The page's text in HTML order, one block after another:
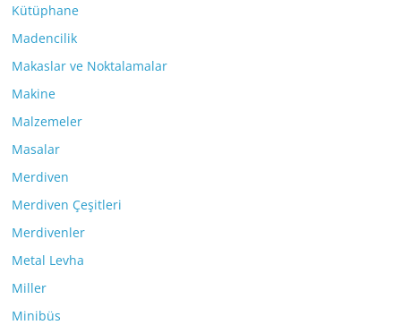
Kütüphane
Madencilik
Makaslar ve Noktalamalar
Makine
Malzemeler
Masalar
Merdiven
Merdiven Çeşitleri
Merdivenler
Metal Levha
Miller
Minibüs